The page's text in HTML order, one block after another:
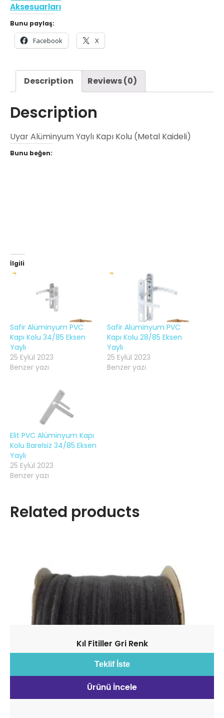
Aksesuarları
Bunu paylaş:
Facebook X
Description Reviews (0)
Description
Uyar Alüminyum Yaylı Kapı Kolu (Metal Kaideli)
Bunu beğen:
İlgili
Safir Alüminyum PVC
Kapı Kolu 34/85 Eksen
Yaylı
25 Eylül 2023
Benzer yazı
Safir Alüminyum PVC
Kapı Kolu 28/85 Eksen
Yaylı
25 Eylül 2023
Benzer yazı
Elit PVC Alüminyum Kapı
Kolu Barelsiz 34/85 Eksen
Yaylı
25 Eylül 2023
Benzer yazı
Related products
Kıl Fitiller Gri Renk
Teklif İste
Ürünü İncele